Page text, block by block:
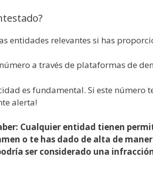
entidades relevantes si has
a través de plataformas de
es fundamental. Si este número
alerta!
Cualquier entidad tienen
o te has dado de alta de
ser considerado una